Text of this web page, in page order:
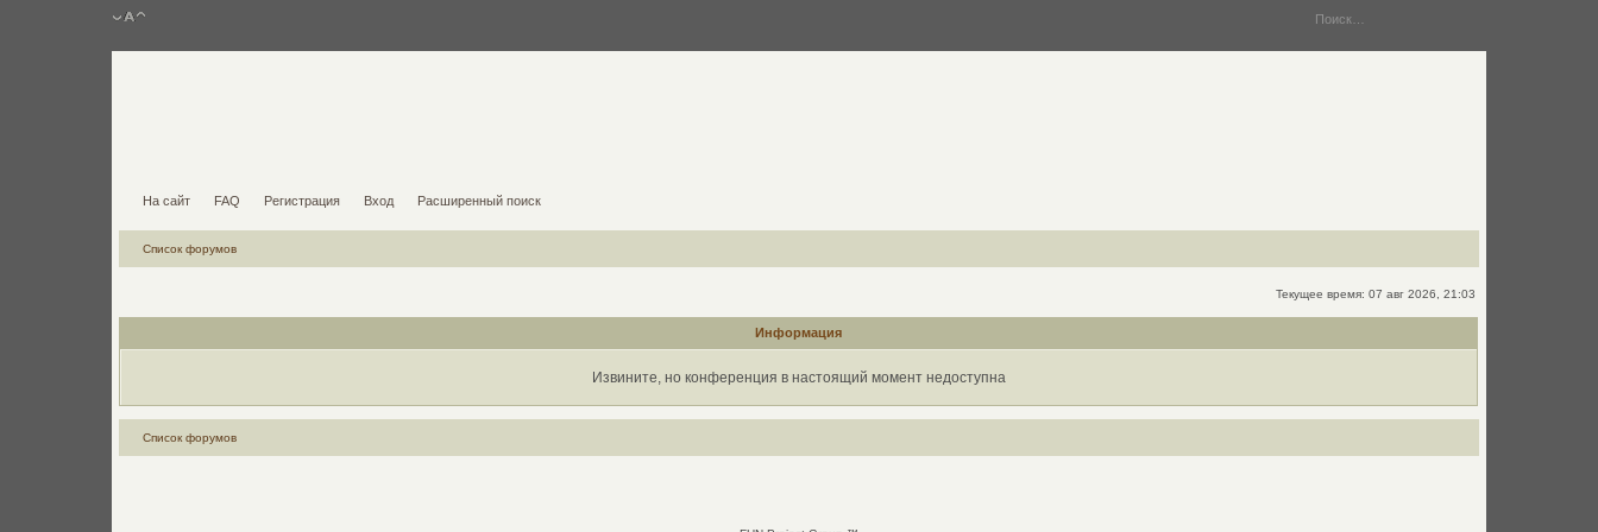
На сайт FAQ Регистрация Вход Расширенный поиск
Список форумов
Текущее время: 07 авг 2026, 21:03
Информация
Извините, но конференция в настоящий момент недоступна
Список форумов